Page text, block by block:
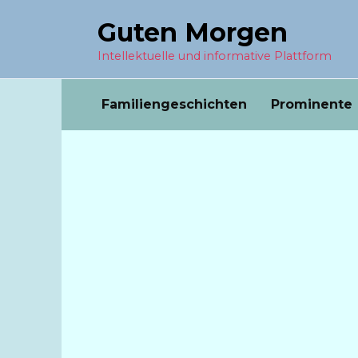
Guten Morgen
Intellektuelle und informative Plattform
Familiengeschichten Prominente